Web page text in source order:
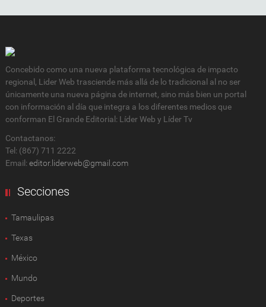
Concebido como una nueva plataforma tecnológica de impacto
regional, Lider Web trasciende más allá de lo tradicional al no ser
únicamente una nueva página de internet, sino más bien un portal
con información al día que integra a los diferentes medios que
conforman El Grande Editorial: Líder Web y Líder Tv
Contactanos:
Tel: (867) 711 2222
Email: editor.liderweb@gmail.com
Secciones
Tamaulipas
Texas
México
Mundo
Deportes